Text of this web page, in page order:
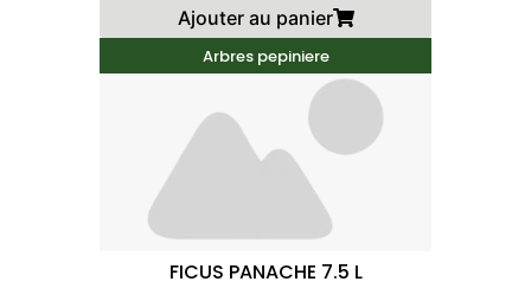
Ajouter au panier
Arbres pepiniere
FICUS PANACHE 7.5 L